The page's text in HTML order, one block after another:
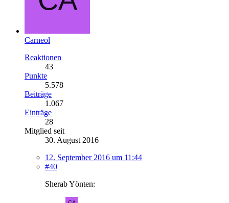
Carneol
Reaktionen
43
Punkte
5.578
Beiträge
1.067
Einträge
28
Mitglied seit
30. August 2016
12. September 2016 um 11:44
#40
Sherab Yönten: